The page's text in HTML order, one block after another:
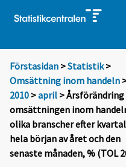
Förstasidan >Statistik >
Omsättning inom handeln
2010 >april > Årsförändring
omsättningen inom
olika branscher efter
hela början av året och den
senaste månaden, % (TOL